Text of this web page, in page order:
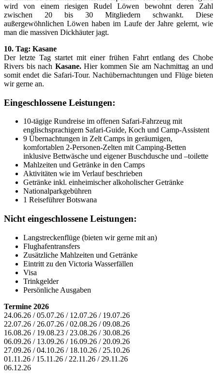
wird von einem riesigen Rudel Löwen bewohnt deren Zahl
zwischen 20 bis 30 Mitgliedern schwankt. Diese
außergewöhnlichen Löwen haben im Laufe der Jahre gelernt, wie
man die massiven Dickhäuter jagt.
10. Tag: Kasane
Der letzte Tag startet mit einer frühen Fahrt entlang des Chobe
Rivers bis nach Kasane.Hier kommen Sie am Nachmittag an und
somit endet die Safari-Tour. Nachübernachtungen und Flüge bieten
wir gerne an.
Eingeschlossene Leistungen:
10-tägige Rundreise im offenen Safari-Fahrzeug mit
englischsprachigem Safari-Guide, Koch und Camp-Assistent
9 Übernachtungen in Zelt Camps in geräumigen,
komfortablen 2-Personen-Zelten mit Camping-Betten
inklusive Bettwäsche und eigener Buschdusche und –toilette
Mahlzeiten und Getränke in den Camps
Aktivitäten wie im Verlauf beschrieben
Getränke inkl. einheimischer alkoholischer Getränke
Nationalparkgebühren
1 Reiseführer Botswana
Nicht eingeschlossene Leistungen:
Langstreckenflüge (bieten wir gerne mit an)
Flughafentransfers
Zusätzliche Mahlzeiten und Getränke
Eintritt zu den Victoria Wasserfällen
Visa
Trinkgelder
Persönliche Ausgaben
Termine 2026
24.06.26 / 05.07.26 / 12.07.26 / 19.07.26
22.07.26 / 26.07.26 / 02.08.26 / 09.08.26
16.08.26 / 19.08.23 / 23.08.26 / 30.08.26
06.09.26 / 13.09.26 / 16.09.26 / 20.09.26
27.09.26 / 04.10.26 / 18.10.26 / 25.10.26
01.11.26 / 15.11.26 / 22.11.26 / 29.11.26
06.12.26